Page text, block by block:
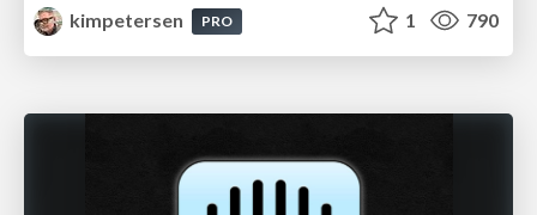
kimpetersen
PRO 1 790